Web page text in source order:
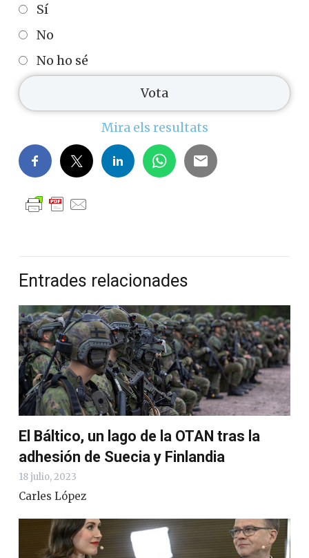
Sí
No
No ho sé
Mira els resultats
Entrades relacionades
El Báltico, un lago de la OTAN tras la
adhesión de Suecia y Finlandia
18 julio, 2023
Carles López